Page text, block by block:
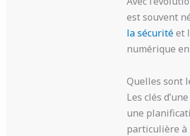
est souvent
la sécuritéet
numérique
Quelles sont
Les clés
une
particulière à